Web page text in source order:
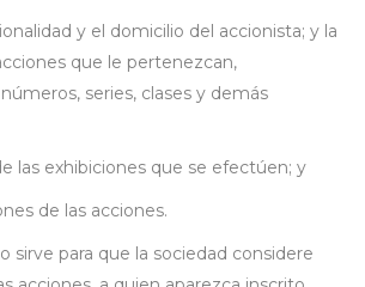
y el domicilio del accionista; y la
que le pertenezcan,
series, clases y demás
las exhibiciones que se efectúen; y
de las acciones.
sirve para que la sociedad considere